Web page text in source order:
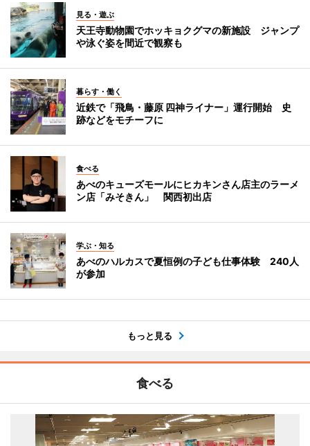
見る・遊ぶ
天王寺動物園でホッキョクグマの新施設 ジャンプ
や泳ぐ姿を間近で観察も
暮らす・働く
近鉄で「飛鳥・藤原 四神ライナー」運行開始 史
跡などをモチーフに
食べる
あべのキューズモールにヒカキンさん店主のラーメ
ン店「みそきん」 関西初出店
学ぶ・知る
あべのハルカスで夏恒例の子ども仕事体験 240人
が参加
もっと見る
食べる